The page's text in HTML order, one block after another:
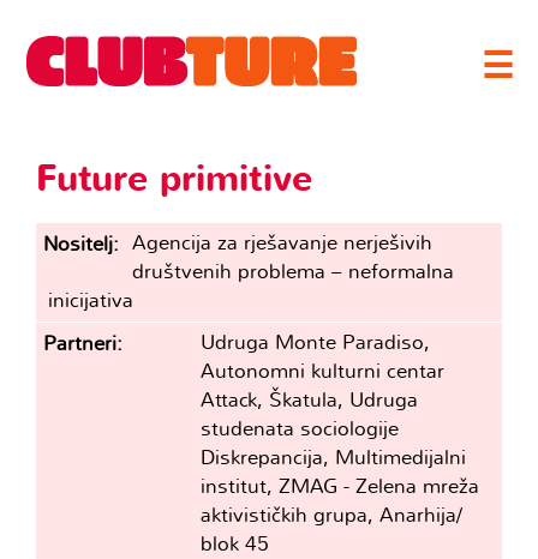
☰
Future primitive
Nositelj
Agencija za rješavanje nerješivih
društvenih problema – neformalna
inicijativa
Partneri
Udruga Monte Paradiso,
Autonomni kulturni centar
Attack, Škatula, Udruga
studenata sociologije
Diskrepancija, Multimedijalni
institut, ZMAG - Zelena mreža
aktivističkih grupa, Anarhija/
blok 45